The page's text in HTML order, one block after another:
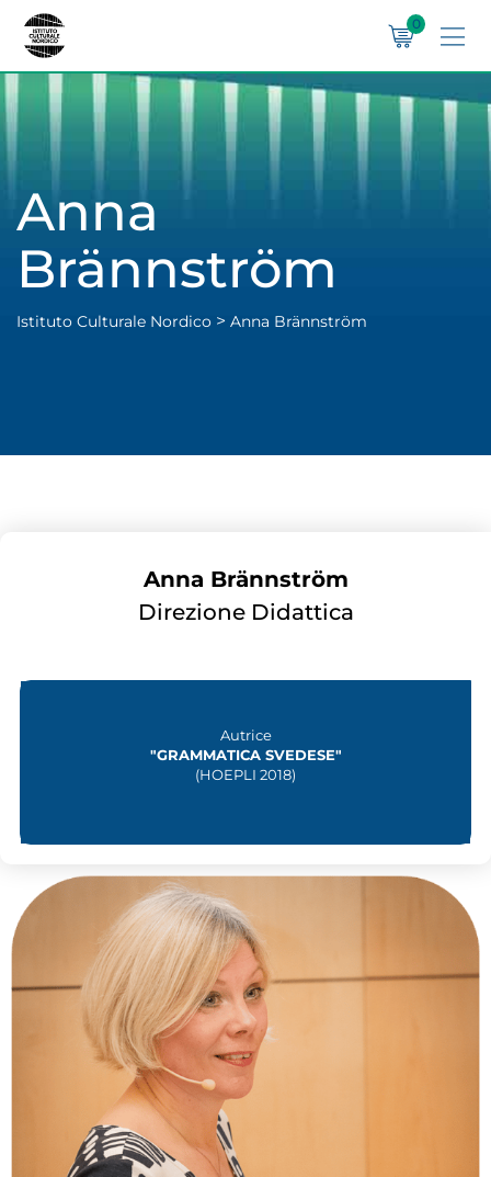
0
Anna
Brännström
Istituto Culturale Nordico > Anna Brännström
Anna Brännström
Direzione Didattica